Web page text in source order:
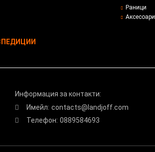
Раници
Аксесоари
Информация за контакти:
Имейл: contacts@landjoff.com
Телефон: 0889584693